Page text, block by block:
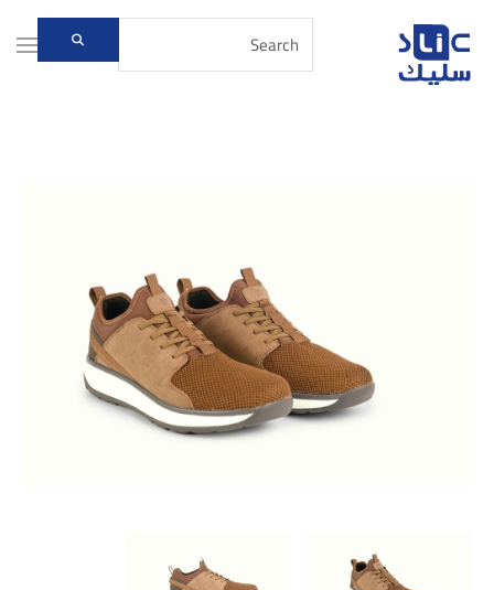
Skip to main content